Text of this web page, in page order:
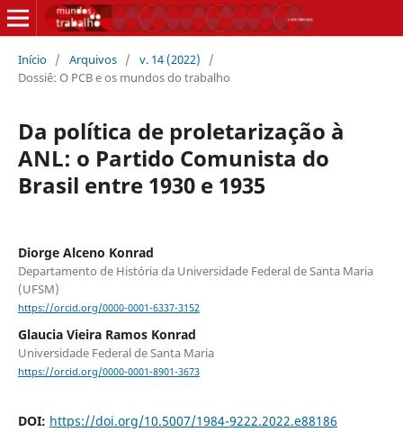
Início / Arquivos / v. 14 (2022)
/
Dossiê: O PCB e os mundos do trabalho
Da política de proletarização à
ANL: o Partido Comunista do
Brasil entre 1930 e 1935
Diorge Alceno Konrad
Departamento de História da Universidade Federal de Santa Maria
(UFSM)
https://orcid.org/0000-0001-6337-3152
Glaucia Vieira Ramos Konrad
Universidade Federal de Santa Maria
https://orcid.org/0000-0001-8901-3673
DOI: https://doi.org/10.5007/1984-9222.2022.e88186